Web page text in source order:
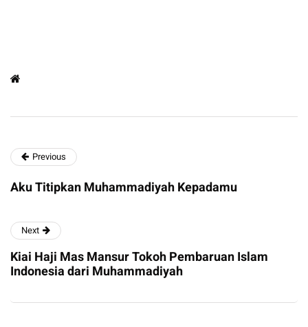
Previous
Aku Titipkan Muhammadiyah Kepadamu
Next
Kiai Haji Mas Mansur Tokoh Pembaruan Islam
Indonesia dari Muhammadiyah